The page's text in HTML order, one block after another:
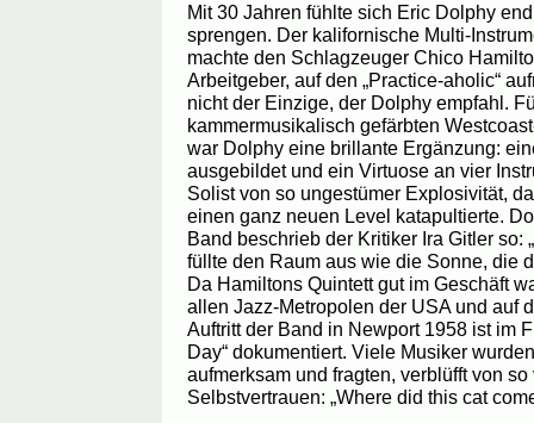
Mit 30 Jahren fühlte sich Eric Dolphy
sprengen. Der kalifornische Multi-
machte den Schlagzeuger Chico
Arbeitgeber, auf den „Practice-aholic“
nicht der Einzige, der Dolphy empfahl.
kammermusikalisch gefärbten
war Dolphy eine brillante Ergänzung:
ausgebildet und ein Virtuose an vier
Solist von so ungestümer Explosivität,
einen ganz neuen Level katapultierte.
Band beschrieb der Kritiker Ira Gitler so:
füllte den Raum aus wie die Sonne, die
Da Hamiltons Quintett gut im Geschäft
allen Jazz-Metropolen der USA und auf
Auftritt der Band in Newport 1958 ist im
Day“ dokumentiert. Viele Musiker
aufmerksam und fragten, verblüfft von
Selbstvertrauen: „Where did this cat